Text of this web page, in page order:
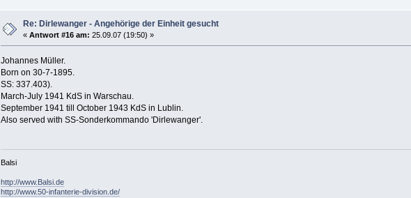
Re: Dirlewanger - Angehörige der Einheit gesucht
«Antwort #16 am: 25.09.07 (19:50) »
Johannes Müller.
Born on 30-7-1895.
SS: 337.403).
March-July 1941 KdS in Warschau.
September 1941 till October 1943 KdS in Lublin.
Also served with SS-Sonderkommando 'Dirlewanger'.
Balsi
http://www.Balsi.de
http://www.50-infanterie-division.de/